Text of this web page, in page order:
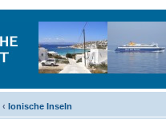
‹ Ionische Inseln